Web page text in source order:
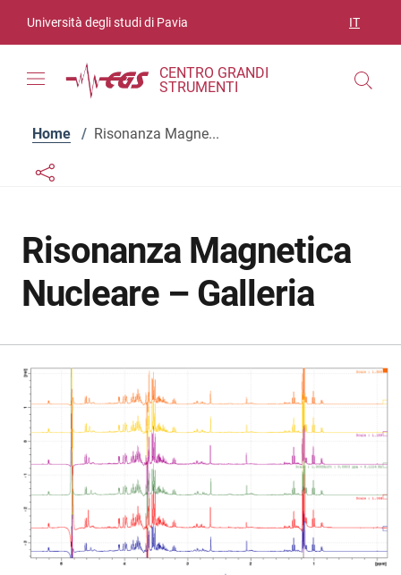
Università degli studi di Pavia IT
CENTRO GRANDI
STRUMENTI
Home / Risonanza Magne...
Links condivisione social
Bottone condivisione social
Risonanza Magnetica
Nucleare – Galleria